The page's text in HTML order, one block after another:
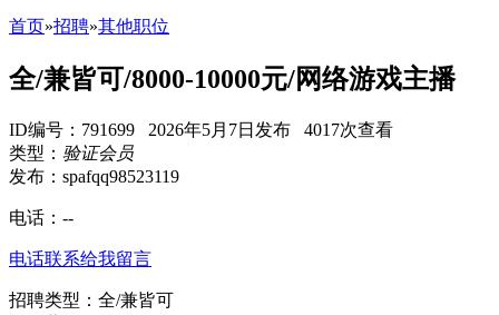
首页»招聘»其他职位
全/兼皆可/8000-10000元/网络游戏主播
ID编号：791699 2026年5月7日发布 4017次查看
类型： 验证会员
发布：spafqq98523119
电话： --
电话联系给我留言
招聘类型：全/兼皆可